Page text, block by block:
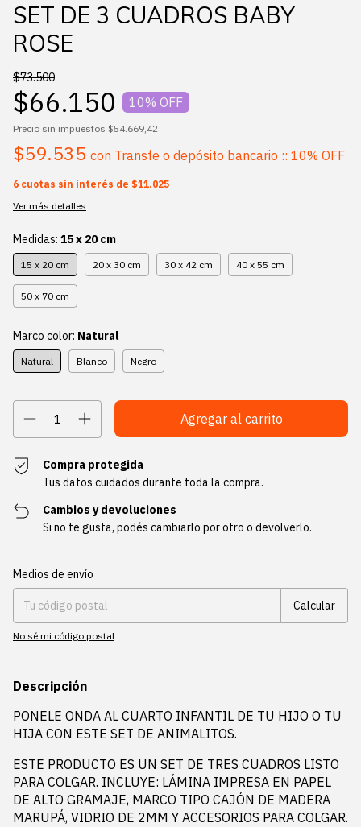
SET DE 3 CUADROS BABY
ROSE
$73.500
$66.150 10% OFF
Precio sin impuestos $54.669,42
$59.535 con Transfe o depósito bancario :: 10% OFF
6 cuotas sin interés de $11.025
Ver más detalles
Medidas: 15 x 20 cm
15 x 20 cm 20 x 30 cm 30 x 42 cm 40 x 55 cm
50 x 70 cm
Marco color: Natural
Natural Blanco Negro
Compra protegida
Tus datos cuidados durante toda la compra.
Cambios y devoluciones
Si no te gusta, podés cambiarlo por otro o devolverlo.
Entregas para el CP:
Medios de envío
Calcular
No sé mi código postal
Descripción
PONELE ONDA AL CUARTO INFANTIL DE TU HIJO O TU
HIJA CON ESTE SET DE ANIMALITOS.
ESTE PRODUCTO ES UN SET DE TRES CUADROS LISTO
PARA COLGAR. INCLUYE: LÁMINA IMPRESA EN PAPEL
DE ALTO GRAMAJE, MARCO TIPO CAJÓN DE MADERA
MARUPÁ, VIDRIO DE 2MM Y ACCESORIOS PARA COLGAR.